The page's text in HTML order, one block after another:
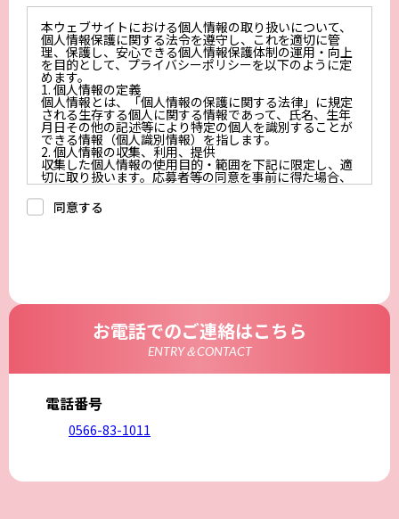
本ウェブサイトにおける個人情報の取り扱いについて、
個人情報保護に関する法令を遵守し、これを適切に管
理、保護し、安心できる個人情報保護体制の運用・向上
を目的として、プライバシーポリシーを以下のように定
めます。
1. 個人情報の定義
個人情報とは、「個人情報の保護に関する法律」に規定
される生存する個人に関する情報であって、氏名、生年
月日その他の記述等により特定の個人を識別することが
できる情報（個人識別情報）を指します。
2. 個人情報の収集、利用、提供
収集した個人情報の使用目的・範囲を下記に限定し、適
切に取り扱います。応募者等の同意を事前に得た場合、
又は法令により許された場合を除き、個人情報を第三者
に提供しません。
a.応募者等からのお問い合わせに対応・管理するため
な期間、妥当な範囲内でこれに応じます。
応募者等の個人情報の取得、利用その他一切の取り扱い
について、個人情報の保護に関する法律、その他の関連
法令、及び本プライバシーポリシーを遵守します。
応募者等の個人情報を正確かつ最新の内容に保つよう努
及び毀損から保護するため、必要な安全管理措置を講じ
ます。
6. Cookieについて
本ウェブサイトでは、一部のコンテンツにおいてCookie
同意する
お電話でのご連絡はこちら
ENTRY＆CONTACT
電話番号
0566-83-1011